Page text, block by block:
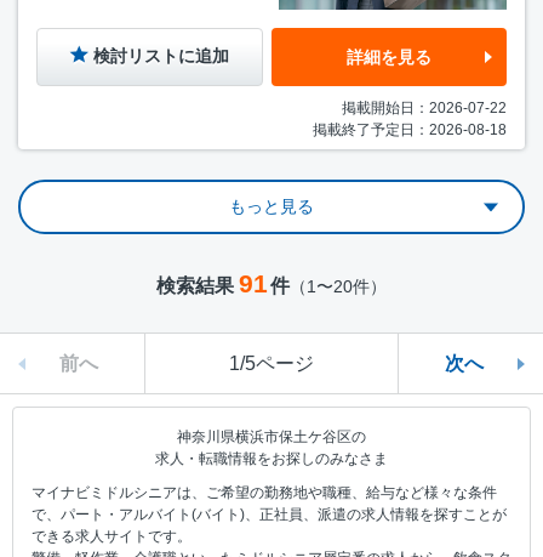
検討リストに追加 詳細を見る
掲載開始日：2026-07-22
掲載終了予定日：2026-08-18
もっと見る
検索結果 91件（1〜20件）
前へ 1/5ページ 次へ
神奈川県横浜市保土ケ谷区の
求人・転職情報をお探しのみなさま
マイナビミドルシニアは、ご希望の勤務地や職種、給与など様々な条件
で、パート・アルバイト(バイト)、正社員、派遣の求人情報を探すことが
できる求人サイトです。